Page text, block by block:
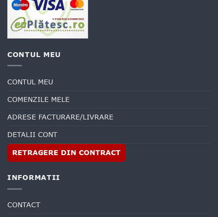
CONTUL MEU
CONTUL MEU
COMENZILE MELE
ADRESE FACTURARE/LIVRARE
DETALII CONT
RETRAGERE DIN CONTRACT
INFORMATII
CONTACT